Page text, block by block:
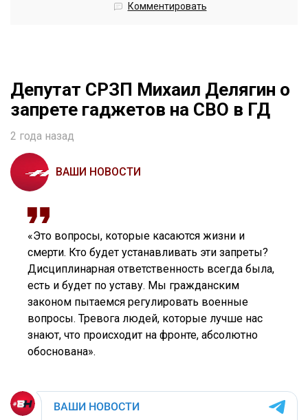
Комментировать
Депутат СРЗП Михаил Делягин о
запрете гаджетов на СВО в ГД
2 года назад
ВАШИ НОВОСТИ
«Это вопросы, которые касаются жизни и
смерти. Кто будет устанавливать эти запреты?
Дисциплинарная ответственность всегда была,
есть и будет по уставу. Мы гражданским
законом пытаемся регулировать военные
вопросы. Тревога людей, которые лучше нас
знают, что происходит на фронте, абсолютно
обоснована».